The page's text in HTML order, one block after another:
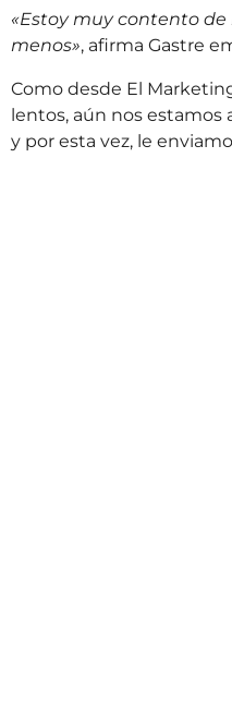
«Estoy muy contento
menos», afirma Gastre
Como desde El
lentos, aún nos
y por esta vez, le